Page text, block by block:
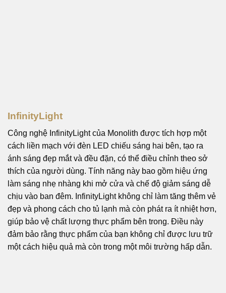
InfinityLight
Công nghệ InfinityLight của Monolith được tích hợp một
cách liền mạch với đèn LED chiếu sáng hai bên, tạo ra
ánh sáng đẹp mắt và đều đặn, có thể điều chỉnh theo sở
thích của người dùng. Tính năng này bao gồm hiệu ứng
làm sáng nhẹ nhàng khi mở cửa và chế độ giảm sáng dễ
chịu vào ban đêm. InfinityLight không chỉ làm tăng thêm vẻ
đẹp và phong cách cho tủ lạnh mà còn phát ra ít nhiệt hơn,
giúp bảo vệ chất lượng thực phẩm bên trong. Điều này
đảm bảo rằng thực phẩm của bạn không chỉ được lưu trữ
một cách hiệu quả mà còn trong một môi trường hấp dẫn.